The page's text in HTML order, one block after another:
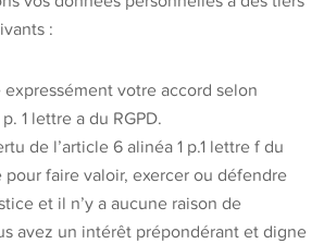
:
votre accord selon
1 lettre a du RGPD.
de l’article 6 alinéa 1 p.1 lettre f du
pour faire valoir, exercer ou défendre
et il n’y a aucune raison de
avez un intérêt prépondérant et digne